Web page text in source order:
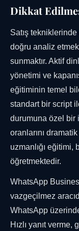
Dikkat
Satış tekniklerinde
doğru analiz
sunmaktır. Aktif
yönetimi ve
eğitiminin temel
standart bir script
durumuna özel bir
oranlarını
uzmanlığı eğitimi,
öğretmektedir.
WhatsApp
vazgeçilmez
WhatsApp
Hızlı yanıt